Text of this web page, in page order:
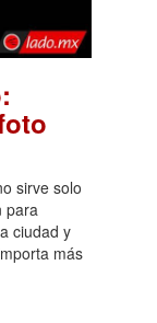
sirve solo
para
ciudad y
más